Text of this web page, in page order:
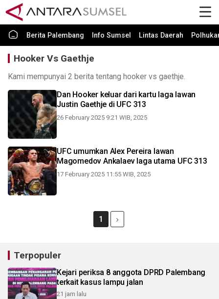
Berita Palembang Info Sumsel Lintas Daerah
Hooker Vs Gaethje
Kami mempunyai 2 berita tentang hooker vs gaethje.
Dan Hooker keluar dari kartu laga lawan
Justin Gaethje di UFC 313
26 February 2025 9:21 WIB, 2025
UFC umumkan Alex Pereira lawan
Magomedov Ankalaev laga utama UFC 313
17 February 2025 11:55 WIB, 2025
1
Terpopuler
Kejari periksa 8 anggota DPRD Palembang
terkait kasus lampu jalan
21 jam lalu